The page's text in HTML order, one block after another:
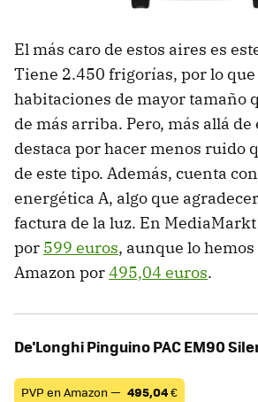
El más caro de estos aires es
Tiene 2.450 frigorías, por lo que
habitaciones de mayor tamaño
de más arriba. Pero, más allá de
destaca por hacer menos ruido
de este tipo. Además, cuenta
energética A, algo que
factura de la luz. En
por 599 euros, aunque lo
Amazon por495,04 euros.
De'Longhi Pinguino PAC EM90
PVP en Amazon — 495,04€